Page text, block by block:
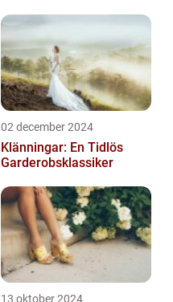
02 december 2024
Klänningar: En Tidlös
Garderobsklassiker
13 oktober 2024